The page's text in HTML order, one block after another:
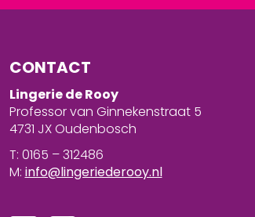
CONTACT
Lingerie de Rooy
Professor van Ginnekenstraat 5
4731 JX Oudenbosch
T: 0165 – 312486
M: info@lingeriederooy.nl